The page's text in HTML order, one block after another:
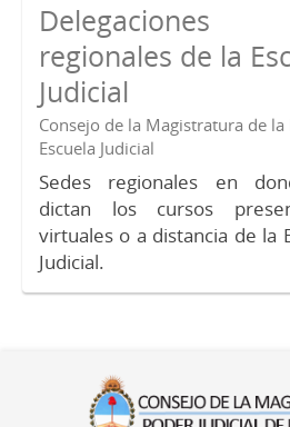
Delegaciones
regionales de la
Judicial
Consejo de la Magistratura de la
Escuela Judicial
Sedes regionales en
dictan los cursos
virtuales o a distancia de la
Judicial.